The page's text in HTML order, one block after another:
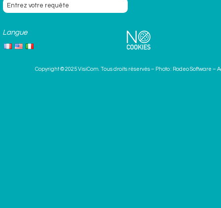
Langue
Copyright © 2025VisiCom. Tous droits réservés – Photo : Rodeo Software –